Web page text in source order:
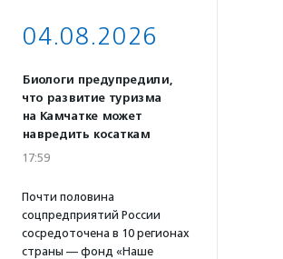
04.08.2026
Биологи предупредили,
что развитие туризма
на Камчатке может
навредить косаткам
17:59
Почти половина
соцпредприятий России
сосредоточена в 10 регионах
страны — фонд «Наше